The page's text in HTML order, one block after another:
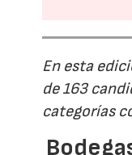
En esta
de 163
categorías